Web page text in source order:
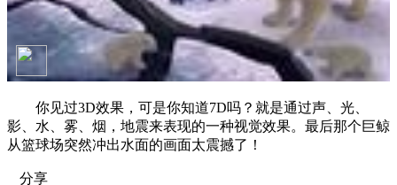
你见过3D效果，可是你知道7D吗？就是通过声、光、
影、水、雾、烟，地震来表现的一种视觉效果。最后那个巨鲸
从篮球场突然冲出水面的画面太震撼了！
分享